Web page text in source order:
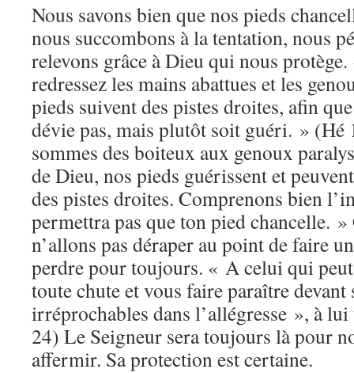
Nous savons bien que nos pieds
nous succombons à la tentation, nous
relevons grâce à Dieu qui nous
redressez les mains abattues et les
pieds suivent des pistes droites, afin
dévie pas, mais plutôt soit guéri. » (Hé
sommes des boiteux aux genoux
de Dieu, nos pieds guérissent et
des pistes droites. Comprenons bien
permettra pas que ton pied chancelle.
n’allons pas déraper au point de faire
perdre pour toujours. « A celui qui
toute chute et vous faire paraître devant
irréprochables dans l’allégresse », à
24) Le Seigneur sera toujours là pour
affermir. Sa protection est certaine.